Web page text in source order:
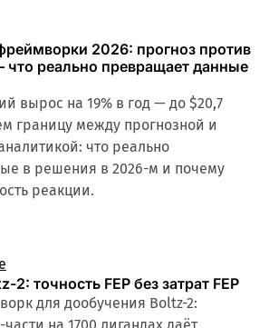
2026: прогноз против
реально превращает данные
вырос на 19% в год — до $20,7
границу между прогнозной и
что реально
в решения в 2026-м и почему
реакции.
точность FEP без затрат FEP
для дообучения Boltz-2:
на 1700 лигандах даёт